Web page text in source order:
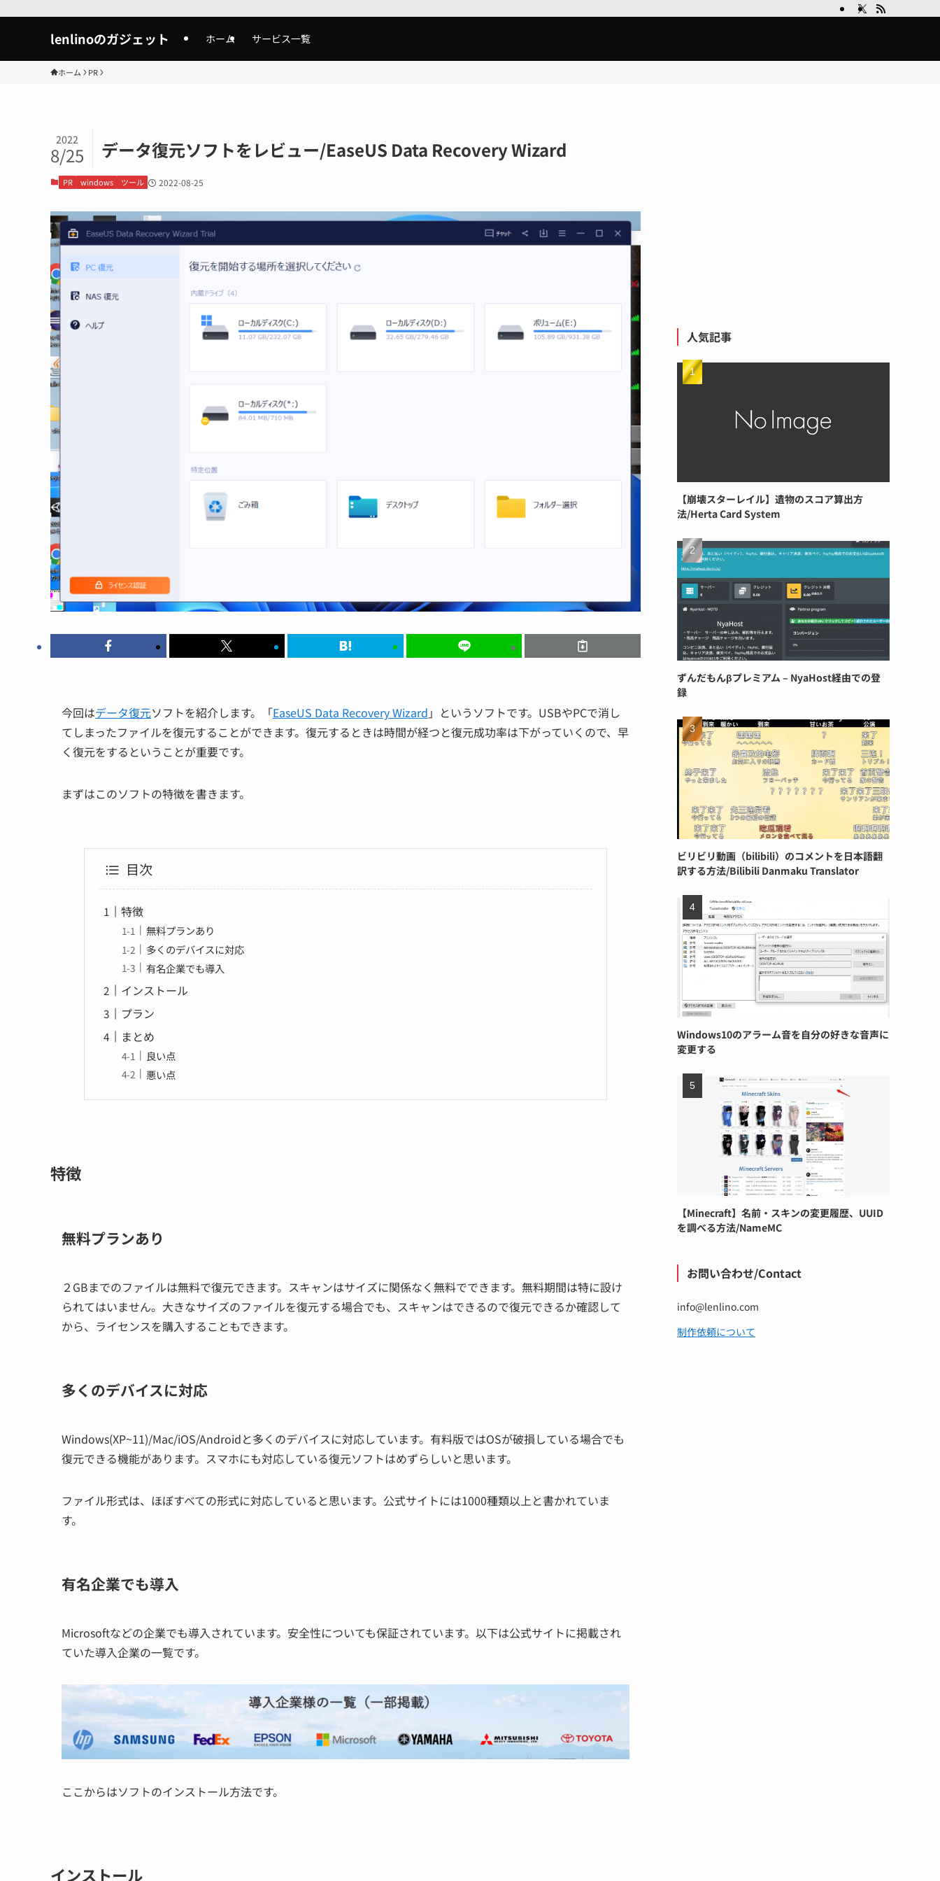
lenlinoのガジェット ホーム サービス一覧
ホーム PR
データ復元ソフトをレビュー/EaseUS Data Recovery Wizard
2022
8/25
PR windows ツール 2022-08-25
今回はデータ復元ソフトを紹介します。「EaseUS Data Recovery Wizard 」というソフトです。USBやPCで消し
てしまったファイルを復元することができます。復元するときは時間が経つと復元成功率は下がっていくので、 早
く復元をするということが重要です。
まずはこのソフトの特徴を書きます。
目次
特徴
無料プランあり
多くのデバイスに対応
有名企業でも導入
インストール
プラン
まとめ
良い点
悪い点
特徴
無料プランあり
２GBまでのファイルは無料で復元できます。スキャンはサイズに関係なく無料でできます。無料期間は特に設け
られてはいません。大きなサイズのファイルを復元する場合でも、スキャンはできるので復元できるか確認して
から、ライセンスを購入することもできます。
多くのデバイスに対応
Windows(XP~11)/Mac/iOS/Androidと多くのデバイスに対応しています。有料版ではOSが破損している場合でも
復元できる機能があります。スマホにも対応している復元ソフトはめずらしいと思います。
ファイル形式は、ほぼすべての形式に対応していると思います。公式サイトには1000種類以上と書かれていま
す。
有名企業でも導入
Microsoftなどの企業でも導入されています。安全性についても保証されています。以下は公式サイトに掲載され
ていた導入企業の一覧です。
ここからはソフトのインストール方法です。
インストール
人気記事
【崩壊スターレイル】遺物のスコア算出方
法/Herta Card System
ずんだもんβプレミアム – NyaHost経由での登
録
ビリビリ動画（bilibili）のコメントを日本語翻
訳する方法/Bilibili Danmaku Translator
Windows10のアラーム音を自分の好きな音声に
変更する
【Minecraft】名前・スキンの変更履歴、UUID
を調べる方法/NameMC
お問い合わせ/Contact
info@lenlino.com
制作依頼について